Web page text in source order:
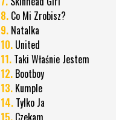
8. Co Mi Zrobisz?
9. Natalka
10. United
11. Taki Właśnie Jestem
12. Bootboy
13. Kumple
14. Tylko Ja
15. Czekam